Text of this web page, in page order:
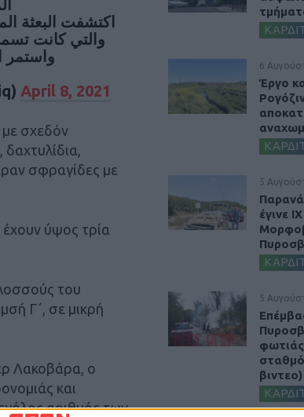
اكتشفت البعثة
والتي كانت
واستمر
April 8, 2021
σχεδόν
σφραγίδες με
έχουν ύψος τρία
του
Γ΄, σε μικρή
Λακοβάρα, ο
και
αριθμός των
6
Έργο
5
έγινε
5
βιντεο)